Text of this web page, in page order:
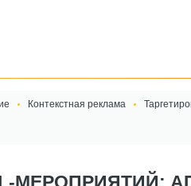
Контекстная реклама